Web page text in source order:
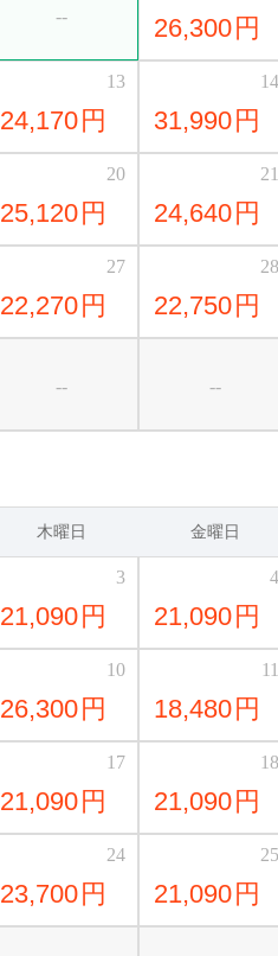
--
26,300 円
24,170 円
13
31,990 円
14
25,120 円
20
24,640 円
21
22,270 円
27
22,750 円
28
-- --
木曜日 金曜日
21,090 円
3
21,090 円
4
26,300 円
10
18,480 円
11
21,090 円
17
21,090 円
18
23,700 円
24
21,090 円
25